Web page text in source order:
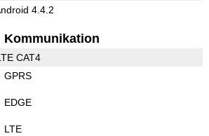
4.4.2
Kommunikation
CAT4
GPRS
EDGE
LTE